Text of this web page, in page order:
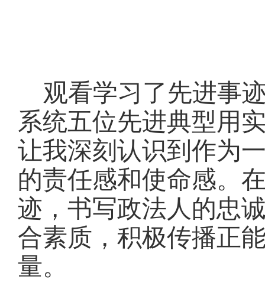
观看学习了先进事
系统五位先进典型用
让我深刻认识到作为
的责任感和使命感。
迹，书写政法人的忠
合素质，积极传播正
量。